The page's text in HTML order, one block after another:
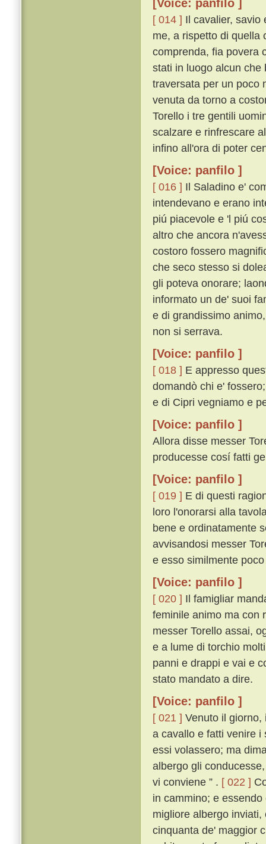
[Voice: panfilo ]
[ 014 ] Il cavalier, savio
me, a rispetto di quella
comprenda, fia povera
stati in luogo alcun che
traversata per un poco
venuta da torno a
Torello i tre gentili
scalzare e rinfrescare
infino all'ora di poter
[Voice: panfilo ]
[ 016 ] Il Saladino e'
intendevano e erano
piú piacevole e 'l piú
altro che ancora
costoro fossero
che seco stesso si
gli poteva onorare;
informato un de' suoi
e di grandissimo
non si serrava.
[Voice: panfilo ]
[ 018 ] E appresso
domandò chi e'
e di Cipri vegniamo e
[Voice: panfilo ]
Allora disse messer
producesse cosí fatti
[Voice: panfilo ]
[ 019 ] E di questi
loro l'onorarsi alla
bene e ordinatamente
avvisandosi messer
e esso similmente
[Voice: panfilo ]
[ 020 ] Il famigliar
feminile animo ma con
messer Torello assai,
e a lume di torchio
panni e drappi e vai e
stato mandato a dire.
[Voice: panfilo ]
[ 021 ] Venuto il giorno,
a cavallo e fatti venire i
essi volassero; ma
albergo gli
vi conviene ” . [ 022 ]
in cammino; e
migliore albergo
cinquanta de' maggior